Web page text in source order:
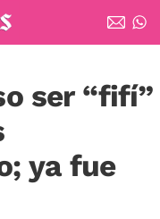
ser “fifí”
ya fue